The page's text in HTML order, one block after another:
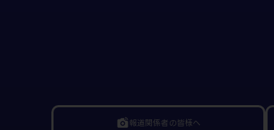
linked_camera報道関係者の皆様へ